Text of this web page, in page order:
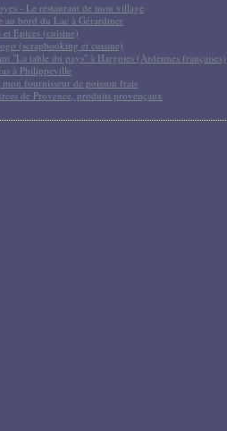
- Le restaurant de mon village
au bord du Lac à Gérardmer
et Epices (cuisine)
(scrapbooking et cuisine)
"La table du pays" à Hargnies (Ardennes françaises)
à Philippeville
mon fournisseur de poisson frais
de Provence, produits provençaux